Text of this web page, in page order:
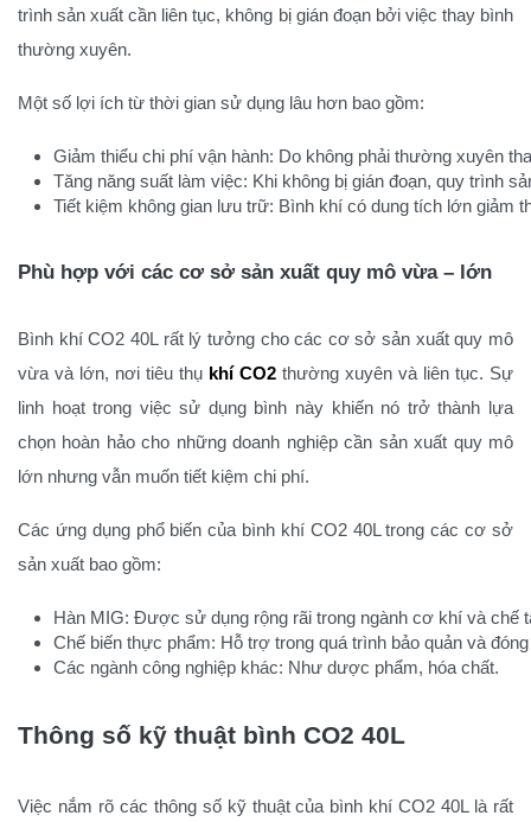
trình sản xuất cần liên tục, không bị gián đoạn bởi việc thay bình
thường xuyên.
Một số lợi ích từ thời gian sử dụng lâu hơn bao gồm:
Giảm thiểu chi phí vận hành: Do không phải thường xuyên
Tăng năng suất làm việc: Khi không bị gián đoạn, quy trình
Tiết kiệm không gian lưu trữ: Bình khí có dung tích lớn giảm
Phù hợp với các cơ sở sản xuất quy mô vừa – lớn
Bình khí CO2 40L rất lý tưởng cho các cơ sở sản xuất quy mô
vừa và lớn, nơi tiêu thụ khí CO2 thường xuyên và liên tục. Sự
linh hoạt trong việc sử dụng bình này khiến nó trở thành lựa
chọn hoàn hảo cho những doanh nghiệp cần sản xuất quy mô
lớn nhưng vẫn muốn tiết kiệm chi phí.
Các ứng dụng phổ biến của bình khí CO2 40L trong các cơ sở
sản xuất bao gồm:
Hàn MIG: Được sử dụng rộng rãi trong ngành cơ khí và chế
Chế biến thực phẩm: Hỗ trợ trong quá trình bảo quản và
Các ngành công nghiệp khác: Như dược phẩm, hóa chất.
Thông số kỹ thuật bình CO2 40L
Việc nắm rõ các thông số kỹ thuật của bình khí CO2 40L là rất